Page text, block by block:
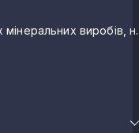
виробів, н.